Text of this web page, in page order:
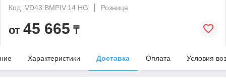
Код: VD43.BMPIV.14 HG
Розница
от 45 665 ₸
Характеристики Доставка Оплата Условия